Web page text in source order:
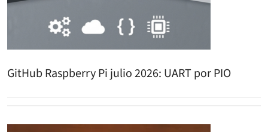
GitHub Raspberry Pi julio 2026: UART por PIO